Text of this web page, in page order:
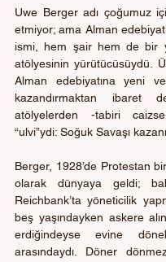
Uwe Berger adı çoğumuz
etmiyor; ama Alman
ismi, hem şair hem de bir
atölyesinin yürütücüsüydü.
Alman edebiyatına yeni
kazandırmaktan ibaret
atölyelerden -tabiri
“ulvi”ydi: Soğuk Savaşı
Berger, 1928’de Protestan
olarak dünyaya geldi;
Reichbank’ta yöneticilik
beş yaşındayken askere
erdiğindeyse evine
arasındaydı. Döner